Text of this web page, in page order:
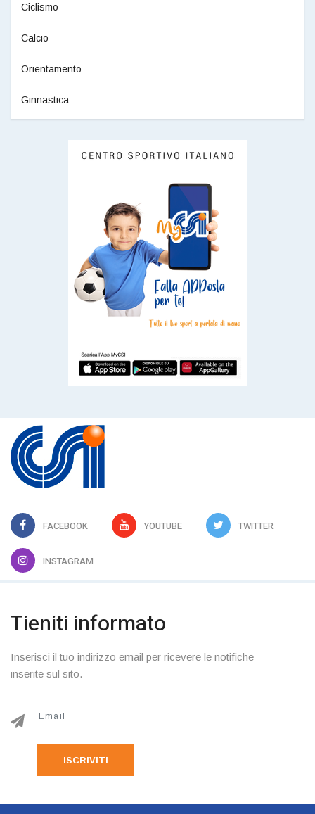
Ciclismo
Calcio
Orientamento
Ginnastica
FACEBOOK YOUTUBE TWITTER
INSTAGRAM
Tieniti informato
Inserisci il tuo indirizzo email per ricevere le notifiche
inserite sul sito.
ISCRIVITI